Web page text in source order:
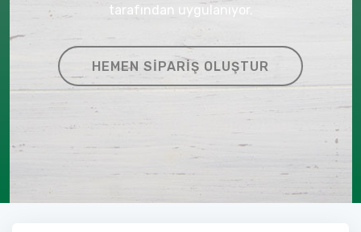
tarafından uygulanıyor.
HEMEN SIPARIŞ OLUŞTUR